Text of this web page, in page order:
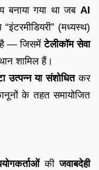
गया था जब AI
(मध्यस्थ)
है — जिसमेंटेलीकॉम सेवा
शामिल हैं।
उत्पन्न या संशोधितकर
के तहत समायोजित
कीजवाबदेही